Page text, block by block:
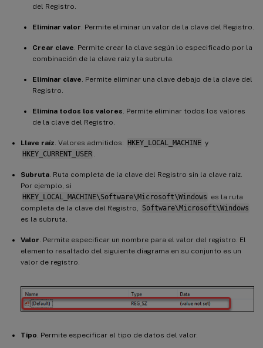
del Registro.
Eliminar valor . Permite eliminar un valor de la clave del Registro.
Crear clave . Permite crear la clave según lo especificado por la
combinación de la clave raíz y la subruta.
Eliminar clave . Permite eliminar una clave debajo de la clave del
Registro.
Elimina todos los valores . Permite eliminar todos los valores
de la clave del Registro.
Llave raíz . Valores admitidos: HKEY_LOCAL_MACHINE y
HKEY_CURRENT_USER
Subruta . Ruta completa de la clave del Registro sin la clave raíz.
Por ejemplo, si
HKEY_LOCAL_MACHINE\Software\Microsoft\Windows es la ruta
completa de la clave del Registro,
Software\Microsoft\Windows
es la subruta.
Valor . Permite especificar un nombre para el valor del registro. El
elemento resaltado del siguiente diagrama en su conjunto es un
valor de registro.
Tipo. Permite especificar el tipo de datos del valor.